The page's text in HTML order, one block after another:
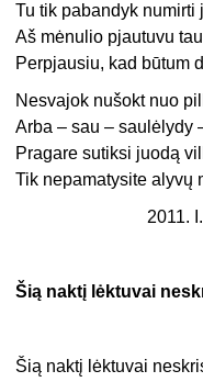
Tu tik pabandyk numirti
Aš mėnulio pjautuvu
Perpjausiu, kad būtum
Nesvajok nušokt nuo
Arba – sau – saulėlydy
Pragare sutiksi juodą
Tik nepamatysite alyvų
2011.
Šią naktį lėktuvai
Šią naktį lėktuvai